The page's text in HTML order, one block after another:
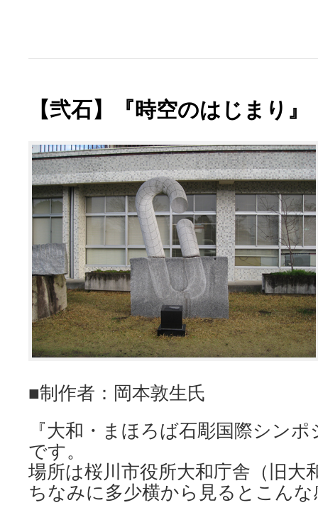
【弐石】『時空のはじまり』
■制作者：岡本敦生氏
『大和・まほろば石彫国際シン
です。
場所は桜川市役所大和庁舎（旧大
ちなみに多少横から見るとこん